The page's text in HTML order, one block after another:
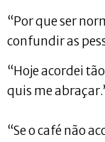
“Por que ser
confundir as
“Hoje acordei
quis me
“Se o café não